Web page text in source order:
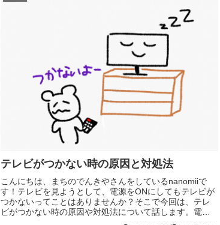
テレビがつかない時の原因と対処法
こんにちは、まちのでんきやさんをしているnanomiiで
す！テレビを見ようとして、電源をONにしてもテレビが
つかないってことはありませんか？そこで今回は、テレ
ビがつかない時の原因や対処法について話します。電源